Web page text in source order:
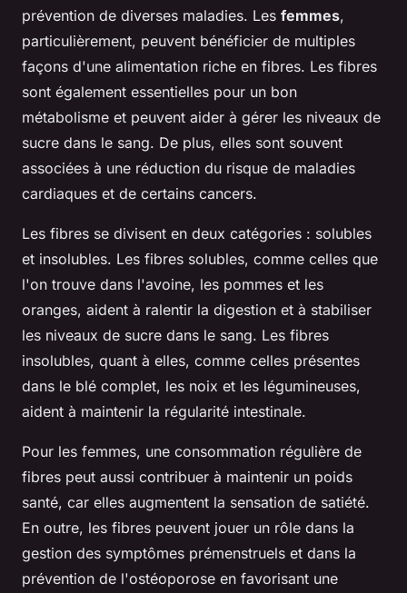
prévention de diverses maladies. Les femmes,
particulièrement, peuvent bénéficier de multiples
façons d'une alimentation riche en fibres. Les fibres
sont également essentielles pour un bon
métabolisme et peuvent aider à gérer les niveaux de
sucre dans le sang. De plus, elles sont souvent
associées à une réduction du risque de maladies
cardiaques et de certains cancers.
Les fibres se divisent en deux catégories : solubles
et insolubles. Les fibres solubles, comme celles que
l'on trouve dans l'avoine, les pommes et les
oranges, aident à ralentir la digestion et à stabiliser
les niveaux de sucre dans le sang. Les fibres
insolubles, quant à elles, comme celles présentes
dans le blé complet, les noix et les légumineuses,
aident à maintenir la régularité intestinale.
Pour les femmes, une consommation régulière de
fibres peut aussi contribuer à maintenir un poids
santé, car elles augmentent la sensation de satiété.
En outre, les fibres peuvent jouer un rôle dans la
gestion des symptômes prémenstruels et dans la
prévention de l'ostéoporose en favorisant une